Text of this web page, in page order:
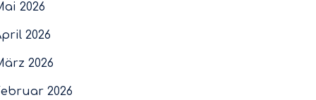
2026
2026
2026
2026